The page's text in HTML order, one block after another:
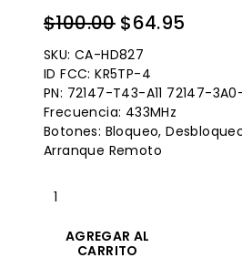
$100.00 El
precio
original
era:
$100.00.
$64.95
es:
SKU: CA-HD827
ID FCC: KR5TP-4
PN: 72147-T43-A11 72147-
Frecuencia: 433MHz
Botones: Bloqueo,
Arranque Remoto
Cantidad
2023-
Honda
AGREGAR AL
CARRITO